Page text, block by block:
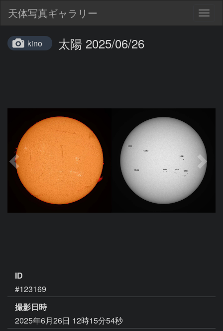
天体写真ギャラリー
kino 太陽 2025/06/26
ID
#123169
撮影日時
2025年6月26日 12時15分54秒